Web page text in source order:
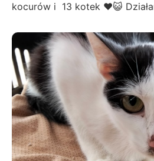
kocurów i 13 kotek ❤️😺